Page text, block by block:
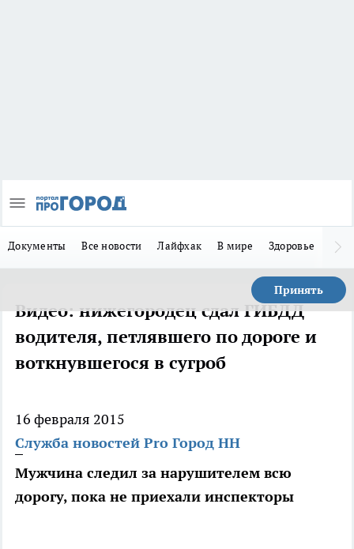
Документы Все новости Лайфхак В мире Здоровье
Принять
Видео: нижегородец сдал ГИБДД
водителя, петлявшего по дороге и
воткнувшегося в сугроб
16 февраля 2015
Служба новостей Pro Город НН
Мужчина следил за нарушителем всю
дорогу, пока не приехали инспекторы